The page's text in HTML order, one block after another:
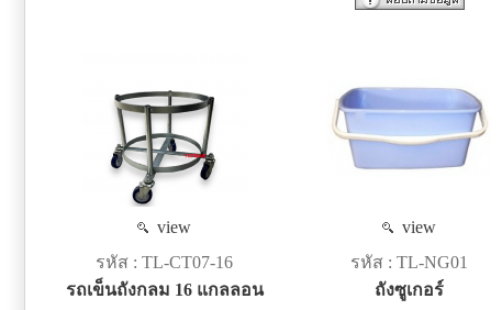
view
รหัส : TL-CT07-16
รถเข็นถังกลม 16 แกลลอน
view
รหัส : TL-NG01
ถังซูเกอร์